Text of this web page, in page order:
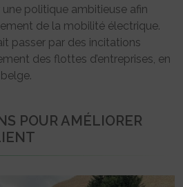
une politique ambitieuse afin
de la mobilité électrique.
passer par des incitations
des flottes d’entreprises, en
POUR AMÉLIORER